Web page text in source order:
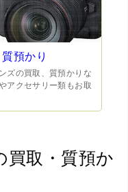
預かり
ズの買取、質預かりな
アクセサリー類もお取
買取・質預か